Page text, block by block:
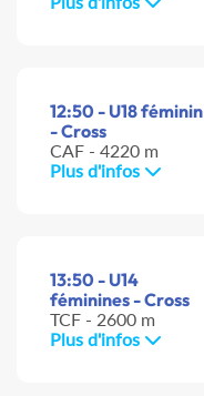
12:50 - U18 féminin
- Cross
CAF - 4220 m
Plus d'infos
13:50 - U14
féminines - Cross
TCF - 2600 m
Plus d'infos